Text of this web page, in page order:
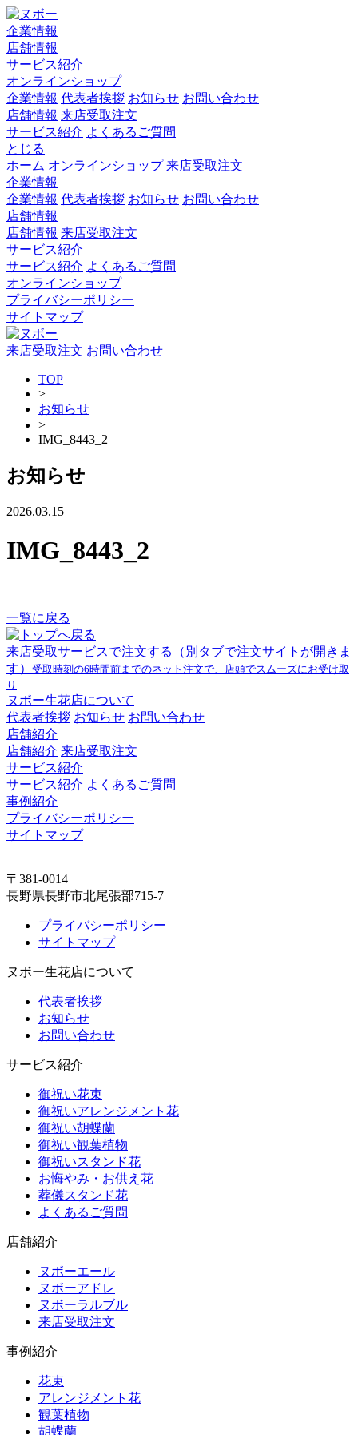
企業情報
店舗情報
サービス紹介
オンラインショップ
企業情報 代表者挨拶 お知らせ お問い合わせ
店舗情報 来店受取注文
サービス紹介 よくあるご質問
とじる
ホーム オンラインショップ来店受取注文
企業情報
企業情報 代表者挨拶 お知らせ お問い合わせ
店舗情報
店舗情報 来店受取注文
サービス紹介
サービス紹介 よくあるご質問
オンラインショップ
プライバシーポリシー
サイトマップ
来店受取注文 お問い合わせ
TOP
>
お知らせ
>
IMG_8443_2
お知らせ
2026.03.15
IMG_8443_2
一覧に戻る
来店受取サービスで注文する
（別タブで注文サイトが開きま
す） 受取時刻の6時間前までのネット注文で、店頭でスムーズにお受け取
り
ヌボー生花店について
代表者挨拶 お知らせ お問い合わせ
店舗紹介
店舗紹介 来店受取注文
サービス紹介
サービス紹介 よくあるご質問
事例紹介
プライバシーポリシー
サイトマップ
〒381-0014
長野県長野市北尾張部715-7
プライバシーポリシー
サイトマップ
ヌボー生花店について
代表者挨拶
お知らせ
お問い合わせ
サービス紹介
御祝い花束
御祝いアレンジメント花
御祝い胡蝶蘭
御祝い観葉植物
御祝いスタンド花
お悔やみ・お供え花
葬儀スタンド花
よくあるご質問
店舗紹介
ヌボーエール
ヌボーアドレ
ヌボーラルブル
来店受取注文
事例紹介
花束
アレンジメント花
観葉植物
胡蝶蘭